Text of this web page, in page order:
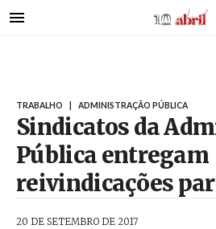
para
TRABALHO ADMINISTRAÇÃO PÚBLICA
Sindicatos da
Pública entregam
reivindicações
20 DE SETEMBRO DE 2017